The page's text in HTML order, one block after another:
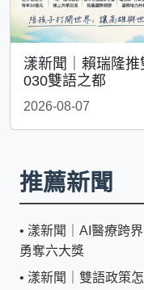
漾新聞｜賴瑞隆
030雙語之都
2026-08-07
推薦新聞
• 漾新聞｜AI醫療跨
勇奪六大獎
• 漾新聞｜雙語政策